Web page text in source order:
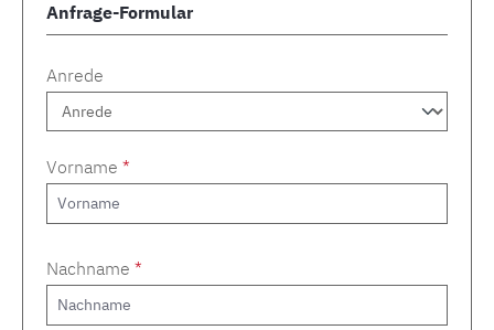
Anfrage-Formular
Anrede
Vorname *
Nachname *